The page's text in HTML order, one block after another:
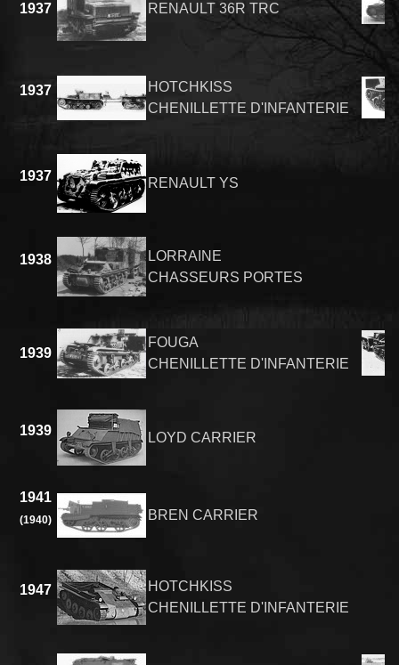
1937 RENAULT 36R TRC
1937
HOTCHKISS
CHENILLETTE D'INFANTERIE
1937 RENAULT YS
1938
LORRAINE
CHASSEURS PORTES
1939
FOUGA
CHENILLETTE D'INFANTERIE
1939 LOYD CARRIER
1941
(1940) BREN CARRIER
1947
HOTCHKISS
CHENILLETTE D'INFANTERIE